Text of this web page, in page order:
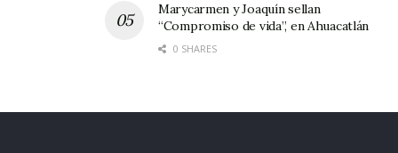
Marycarmen y Joaquín sellan
“Compromiso de vida”, en Ahuacatlán
0 SHARES